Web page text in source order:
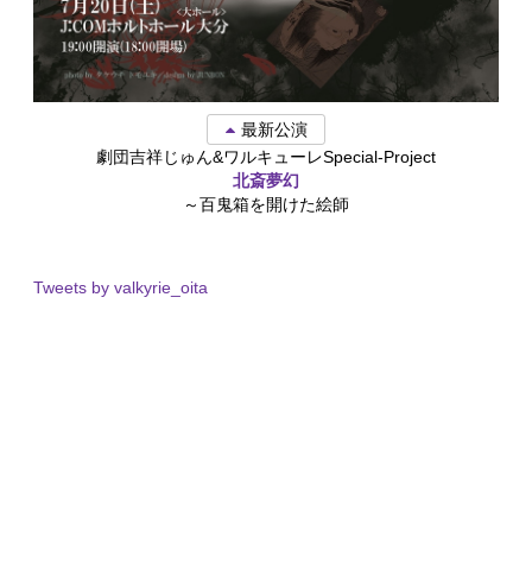
最新公演
劇団吉祥じゅん&ワルキューレSpecial-Project
北斎夢幻
～百鬼箱を開けた絵師
Tweets by valkyrie_oita